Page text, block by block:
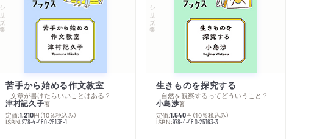
シリーズ・全集
苦手から始める作文教室
─文章が書けたらいいことはある？
津村記久子著
定価:1,210円 （10％税込み）
ISBN:978-4-480-25138-1
シリーズ・全集
生きものを探究する
─自然を観察するってどういうこと？
小島渉著
定価:1,540円 （10％税込み）
ISBN:978-4-480-25163-3